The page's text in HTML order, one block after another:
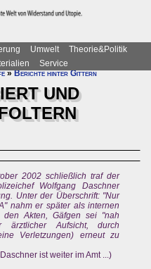
Umwelt
Theorie&Politik
Service
»Berichte hinter Gittern
UND
2002 schließlich traf der
Wolfgang Daschner
Unter der Überschrift: "Nur
nahm er später als internen
Akten, Gäfgen sei "nah
ärztlicher Aufsicht, durch
Verletzungen) erneut zu
ist weiter im Amt ...)